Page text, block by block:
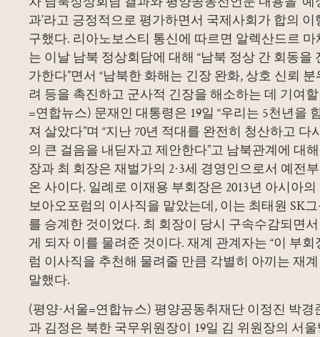
과’라고 긍정적으로 평가하면서 국제사회가 합의
구했다. 리아노보스티 통신에 따르면 알렉산드르
는 이날 남북 정상회담에 대해 “남북 정상 간 회동을
가한다”면서 “남북한 화해는 긴장 완화, 상호 신뢰
려 등을 촉진하고 군사적 긴장을 해소하는 데 기여
=연합뉴스) 문재인 대통령은 19일 “우리는 5천년을
져 살았다”며 “지난 70년 적대를 완전히 청산하고
의 큰 걸음을 내딛자고 제안한다”고 남북관계에 대
장과 최 회장은 재벌가의 2·3세 경영인으로서 예전
온 사이다. 일례로 이재용 부회장은 2013년 아시아
보아오포럼의 이사직을 맡았는데, 이는 최태원 SK
를 승계한 것이었다. 최 회장이 당시 구속수감되면
게 되자 이를 물려준 것이다. 재계 관계자는 “이 부
럼 이사직을 추천해 물려줄 만큼 각별히 아끼는 재
말했다.
(평양·서울=연합뉴스) 평양공동취재단 이정진 박경
과 김정은 북한 국무위원장이 19일 김 위원장의 서